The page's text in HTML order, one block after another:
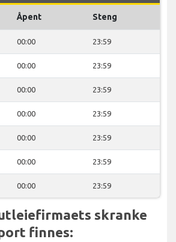
Åpent Steng
00:00 23:59
00:00 23:59
00:00 23:59
00:00 23:59
00:00 23:59
00:00 23:59
00:00 23:59
skranke
finnes: